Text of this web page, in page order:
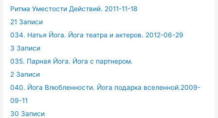
Ритма Уместости Действий. 2011-11-18
21 Записи
034. Натья Йога. Йога театра и актеров. 2012-06-29
3 Записи
035. Парная Йога. Йога с партнером.
2 Записи
040. Йога Влюбленности. Йога подарка вселенной.2009-
09-11
30 Записи